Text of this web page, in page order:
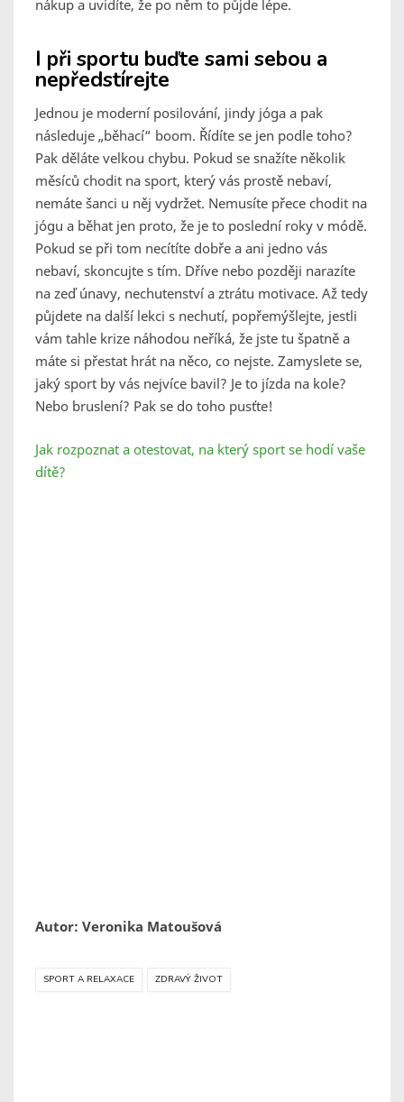
nákup a uvidíte, že po něm to půjde lépe.
I při sportu buďte sami sebou a
nepředstírejte
Jednou je moderní posilování, jindy jóga a pak
následuje „běhací“ boom. Řídíte se jen podle toho?
Pak děláte velkou chybu. Pokud se snažíte několik
měsíců chodit na sport, který vás prostě nebaví,
nemáte šanci u něj vydržet. Nemusíte přece chodit na
jógu a běhat jen proto, že je to poslední roky v módě.
Pokud se při tom necítíte dobře a ani jedno vás
nebaví, skoncujte s tím. Dříve nebo později narazíte
na zeď únavy, nechutenství a ztrátu motivace. Až tedy
půjdete na další lekci s nechutí, popřemýšlejte, jestli
vám tahle krize náhodou neříká, že jste tu špatně a
máte si přestat hrát na něco, co nejste. Zamyslete se,
jaký sport by vás nejvíce bavil? Je to jízda na kole?
Nebo bruslení? Pak se do toho pusťte!
Jak rozpoznat a otestovat, na který sport se hodí vaše
dítě?
Autor: Veronika Matoušová
SPORT A RELAXACE ZDRAVÝ ŽIVOT